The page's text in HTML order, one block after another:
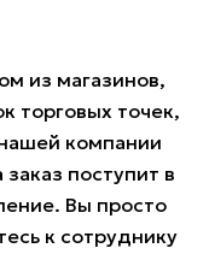
из магазинов,
торговых точек,
компании
поступит в
Вы просто
к сотруднику